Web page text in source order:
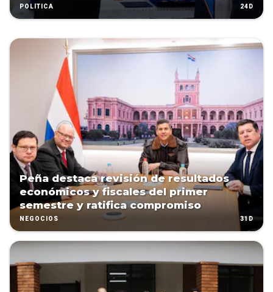
POLÍTICA 24D
Peña destaca revisión de resultados
económicos y fiscales del primer
semestre y ratifica compromiso
NEGOCIOS 31D